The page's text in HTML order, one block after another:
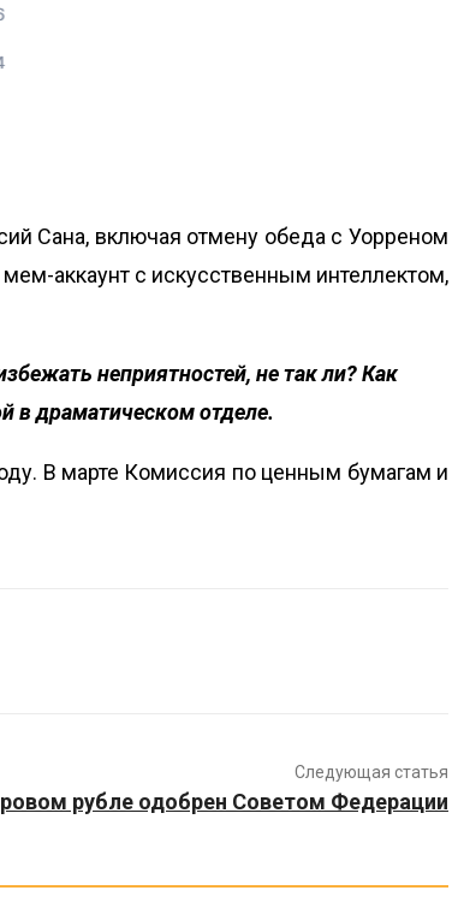
Сана, включая отмену обеда с Уорреном
аккаунт с искусственным интеллектом,
неприятностей, не так ли? Как
в драматическом отделе.
В марте Комиссия по ценным бумагам и
Следующая статья
рубле одобрен Советом Федерации